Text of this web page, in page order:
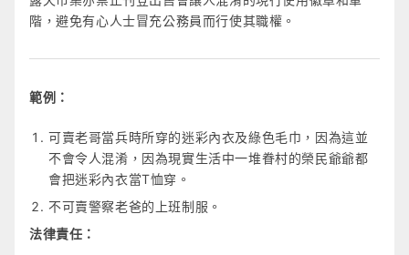
階，避免有心人士冒充公務員而行使其職權。
範例：
可賣老哥當兵時所穿的迷彩內衣及綠色毛巾，因為這並
不會令人混淆，因為現實生活中一堆眷村的榮民爺爺都
會把迷彩內衣當T恤穿。
不可賣警察老爸的上班制服。
法律責任：